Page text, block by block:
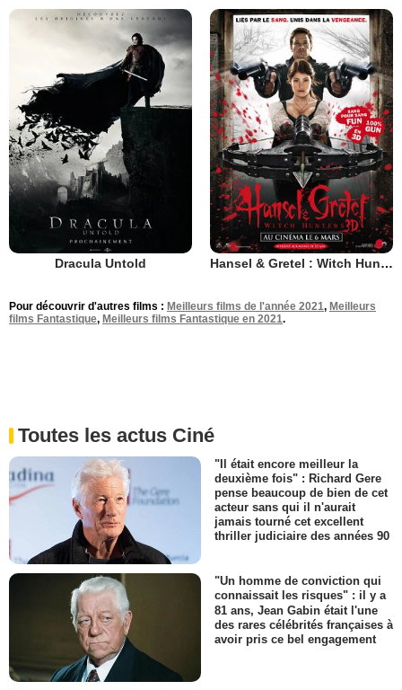
Dracula Untold Hansel & Gretel : Witch Hunters
Pour découvrir d'autres films : Meilleurs films de l'année 2021, Meilleurs
films Fantastique, Meilleurs films Fantastique en 2021.
Toutes les actus Ciné
"Il était encore meilleur la
deuxième fois" : Richard Gere
pense beaucoup de bien de cet
acteur sans qui il n'aurait
jamais tourné cet excellent
thriller judiciaire des années 90
"Un homme de conviction qui
connaissait les risques" : il y a
81 ans, Jean Gabin était l'une
des rares célébrités françaises à
avoir pris ce bel engagement